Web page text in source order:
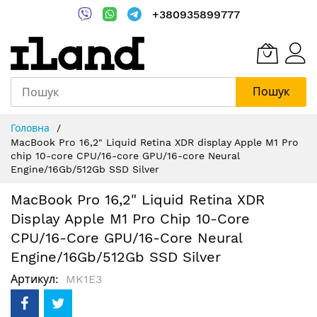
+380935899777
Пошук
Content
Головна
MacBook Pro 16,2" Liquid Retina XDR display Apple M1 Pro
chip 10-core CPU/16-core GPU/16-core Neural
Engine/16Gb/512Gb SSD Silver
MacBook Pro 16,2" Liquid Retina XDR
Display Apple M1 Pro Chip 10-Core
CPU/16-Core GPU/16-Core Neural
Engine/16Gb/512Gb SSD Silver
Артикул MK1E3